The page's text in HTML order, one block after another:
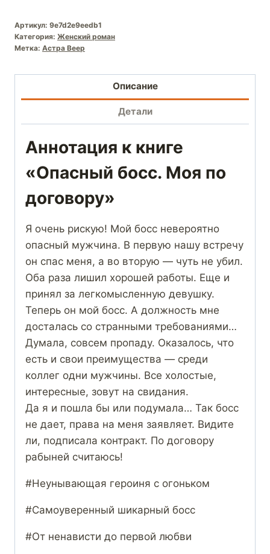
Артикул: 9e7d2e9eedb1
Категория: Женский роман
Метка: Астра Веер
Описание
Детали
Аннотация к книге
«Опасный босс. Моя по
договору»
Я очень рискую! Мой босс невероятно
опасный мужчина. В первую нашу встречу
он спас меня, а во вторую — чуть не убил.
Оба раза лишил хорошей работы. Еще и
принял за легкомысленную девушку.
Теперь он мой босс. А должность мне
досталась со странными требованиями…
Думала, совсем пропаду. Оказалось, что
есть и свои преимущества — среди
коллег одни мужчины. Все холостые,
интересные, зовут на свидания.
Да я и пошла бы или подумала… Так босс
не дает, права на меня заявляет. Видите
ли, подписала контракт. По договору
рабыней считаюсь!
#Неунывающая героиня с огоньком
#Самоуверенный шикарный босс
#От ненависти до первой любви